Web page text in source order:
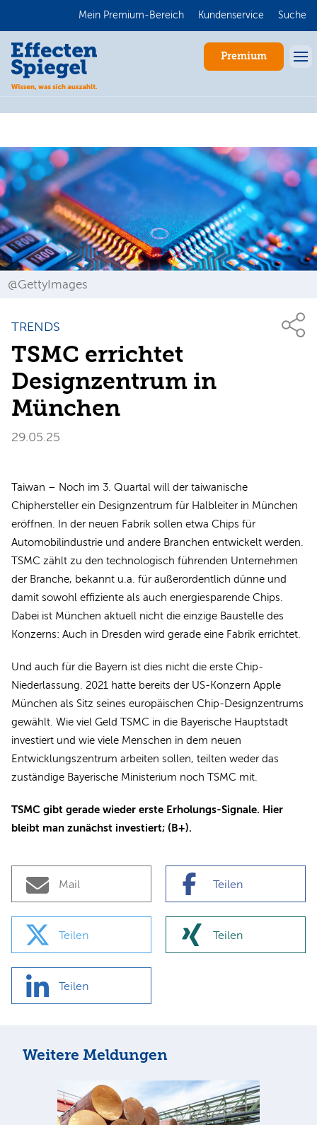
Mein Premium-Bereich Kundenservice Suche
Premium
@GettyImages
TRENDS
TSMC errichtet
Designzentrum in
München
29.05.25
Taiwan – Noch im 3. Quartal will der taiwanische
Chiphersteller ein Designzentrum für Halbleiter in München
eröffnen. In der neuen Fabrik sollen etwa Chips für
Automobilindustrie und andere Branchen entwickelt werden.
TSMC zählt zu den technologisch führenden Unternehmen
der Branche, bekannt u.a. für außerordentlich dünne und
damit sowohl effiziente als auch energiesparende Chips.
Dabei ist München aktuell nicht die einzige Baustelle des
Konzerns: Auch in Dresden wird gerade eine Fabrik errichtet.
Und auch für die Bayern ist dies nicht die erste Chip-
Niederlassung. 2021 hatte bereits der US-Konzern Apple
München als Sitz seines europäischen Chip-Designzentrums
gewählt. Wie viel Geld TSMC in die Bayerische Hauptstadt
investiert und wie viele Menschen in dem neuen
Entwicklungszentrum arbeiten sollen, teilten weder das
zuständige Bayerische Ministerium noch TSMC mit.
TSMC gibt gerade wieder erste Erholungs-Signale. Hier
bleibt man zunächst investiert; (B+).
Mail Teilen
Teilen Teilen
Teilen
Weitere Meldungen
Anmelden